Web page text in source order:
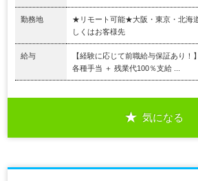
勤務地
★リモート可能★大阪・東京・北海
しくはお客様先
給与
【経験に応じて前職給与保証あり！
各種手当 ＋ 残業代100％支給 ...
気になる